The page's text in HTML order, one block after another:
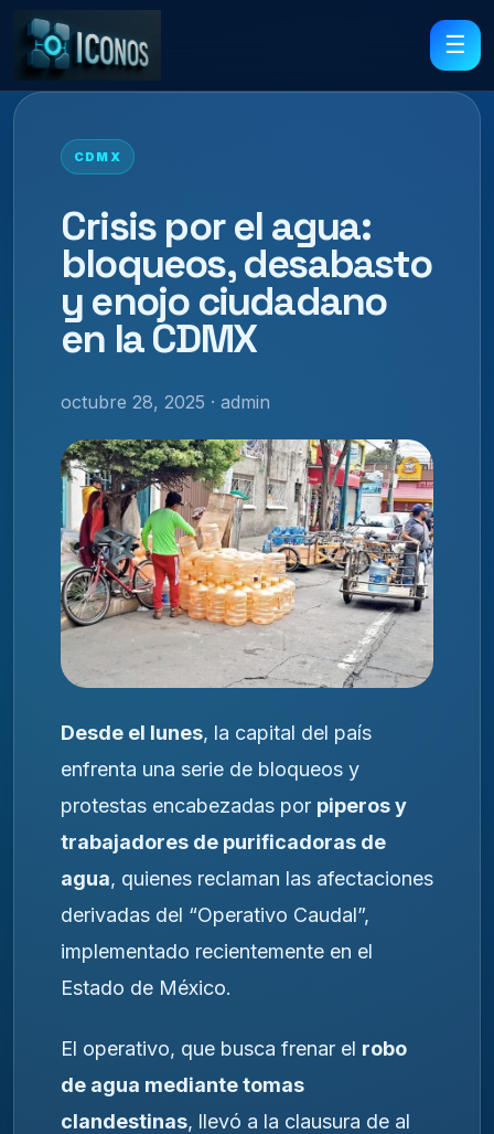
☰
CDMX
Crisis por el agua:
bloqueos, desabasto
y enojo ciudadano
en la CDMX
octubre 28, 2025 · admin
Desde el lunes, la capital del país
enfrenta una serie de bloqueos y
protestas encabezadas por piperos y
trabajadores de purificadoras de
agua, quienes reclaman las afectaciones
derivadas del “Operativo Caudal”,
implementado recientemente en el
Estado de México.
El operativo, que busca frenar el robo
de agua mediante tomas
clandestinas, llevó a la clausura de al